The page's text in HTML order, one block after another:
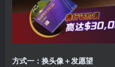
方式一：换头像＋发愿望